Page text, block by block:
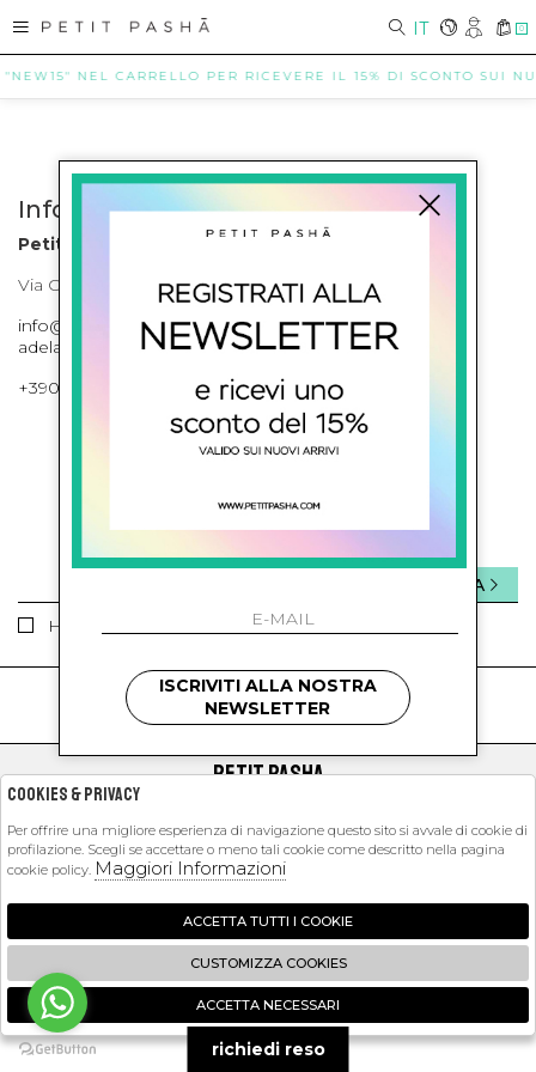
IT 0
NEL CARRELLO PER RICEVERE IL 15% DI SCONTO SUI
Info contatti
Petit Pasha
Via Cilea, 255 Napoli Corso Umberto I 301 Napoli
info@petitpasha.com, petitpasha@hotmail.it,
adelaide.petitpasha@hotmail.com
+39081643421 , +390812351280
ISCRIVITI ALLA NEWSLETTER
Ho letto ed accettato le condizioni sulla privacy.
INVIA
kids
PETIT PASHA
EXTRA
2026 Petit Pasha - P.iva : 09423341214 Powered by
Zucchetti
🍪
ISCRIVITI ALLA NOSTRA
NEWSLETTER
richiedi reso
Cookies & Privacy
Per offrire una migliore esperienza di navigazione questo sito si avvale di cookie di
profilazione. Scegli se accettare o meno tali cookie come descritto nella pagina
cookie policy. Maggiori Informazioni
ACCETTA TUTTI I COOKIE
CUSTOMIZZA COOKIES
ACCETTA NECESSARI